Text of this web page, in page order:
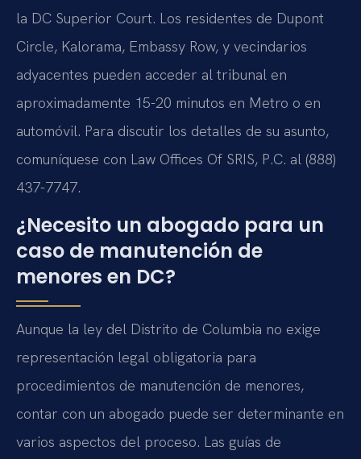
la DC Superior Court. Los residentes de Dupont
Circle, Kalorama, Embassy Row, y vecindarios
adyacentes pueden acceder al tribunal en
aproximadamente 15-20 minutos en Metro o en
automóvil. Para discutir los detalles de su asunto,
comuníquese con Law Offices Of SRIS, P.C. al (888)
437-7747.
¿Necesito un abogado para un
caso de manutención de
menores en DC?
Aunque la ley del Distrito de Columbia no exige
representación legal obligatoria para
procedimientos de manutención de menores,
contar con un abogado puede ser determinante en
varios aspectos del proceso. Las guías de